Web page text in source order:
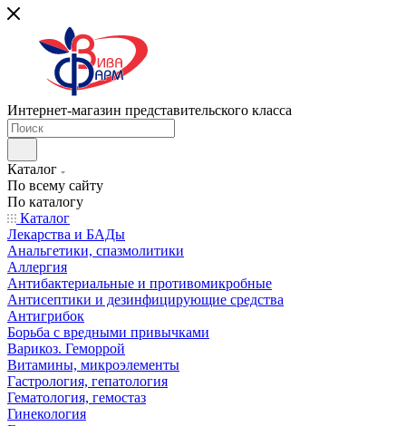
Интернет-магазин представительского класса
Каталог
По всему сайту
По каталогу
Каталог
Лекарства и БАДы
Анальгетики, спазмолитики
Аллергия
Антибактериальные и противомикробные
Антисептики и дезинфицирующие средства
Антигрибок
Борьба с вредными привычками
Варикоз. Геморрой
Витамины, микроэлементы
Гастрология, гепатология
Гематология, гемостаз
Гинекология